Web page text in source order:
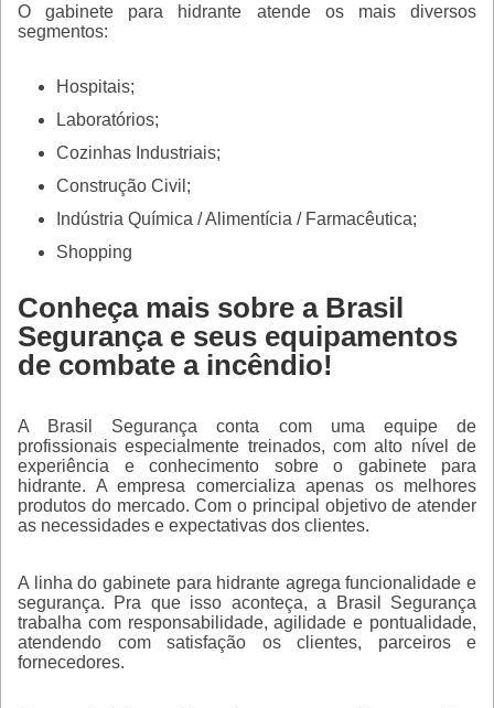
Ogabinete para hidrante atende os mais diversos
segmentos:
Hospitais;
Laboratórios;
Cozinhas Industriais;
Construção Civil;
Indústria Química / Alimentícia / Farmacêutica;
Shopping
Conheça mais sobre a Brasil
Segurança e seus equipamentos
de combate a incêndio!
A Brasil Segurança conta com uma equipe de
profissionais especialmente treinados, com alto nível de
experiência e conhecimento sobre o gabinete para
hidrante. A empresa comercializa apenas os melhores
produtos do mercado. Com o principal objetivo de atender
as necessidades e expectativas dos clientes.
A linha do gabinete para hidrante agrega funcionalidade e
segurança. Pra que isso aconteça, a Brasil Segurança
trabalha com responsabilidade, agilidade e pontualidade,
atendendo com satisfação os clientes, parceiros e
fornecedores.